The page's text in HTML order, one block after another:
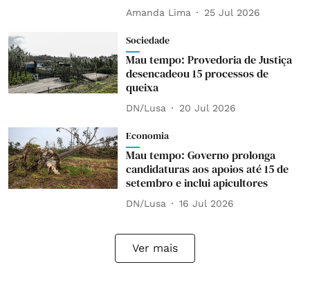
Amanda Lima 25 Jul 2026
Sociedade
Mau tempo: Provedoria de Justiça
desencadeou 15 processos de
queixa
DN/Lusa 20 Jul 2026
Economia
Mau tempo: Governo prolonga
candidaturas aos apoios até 15 de
setembro e inclui apicultores
DN/Lusa 16 Jul 2026
Ver mais